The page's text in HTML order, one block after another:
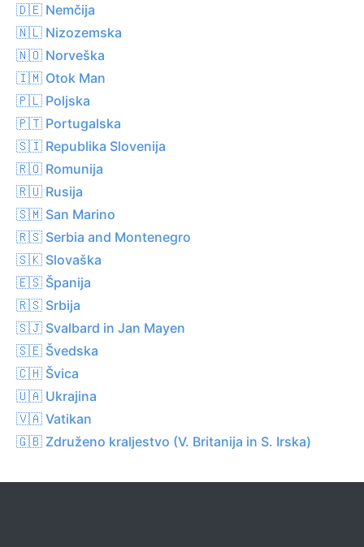
🇩🇪 Nemčija
🇳🇱 Nizozemska
🇳🇴 Norveška
🇮🇲 Otok Man
🇵🇱 Poljska
🇵🇹 Portugalska
🇸🇮 Republika Slovenija
🇷🇴 Romunija
🇷🇺 Rusija
🇸🇲 San Marino
🇷🇸 Serbia and Montenegro
🇸🇰 Slovaška
🇪🇸 Španija
🇷🇸 Srbija
🇸🇯 Svalbard in Jan Mayen
🇸🇪 Švedska
🇨🇭 Švica
🇺🇦 Ukrajina
🇻🇦 Vatikan
🇬🇧 Združeno kraljestvo (V. Britanija in S. Irska)